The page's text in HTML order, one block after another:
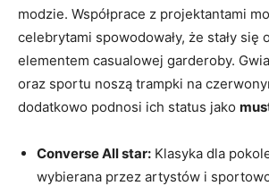
modzie. ‍Współprace‍ z ‌projektantami
celebrytami spowodowały, że stały się
elementem casualowej‌ garderoby.⁤
‍oraz sportu noszą trampki na
dodatkowo podnosi‌ ich status jako
Converse All⁢ star: Klasyka dla
wybierana przez ‌artystów‍ i